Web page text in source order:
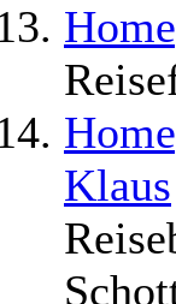
Klaus